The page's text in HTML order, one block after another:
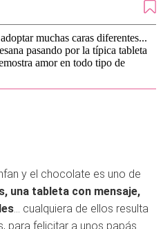
muchas caras diferentes...
pasando por la típica tableta
amor en todo tipo de
y el chocolate es uno de
una tableta con mensaje,
... cualquiera de ellos resulta
para felicitar a unos papás